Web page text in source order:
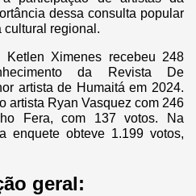
dessa consulta popular
cultural regional.
Ximenes recebeu 248
da Revista De
artista de Humaitá em 2024.
artista Ryan Vasquez com 246
Fera, com 137 votos. Na
enquete obteve 1.199 votos,
geral: